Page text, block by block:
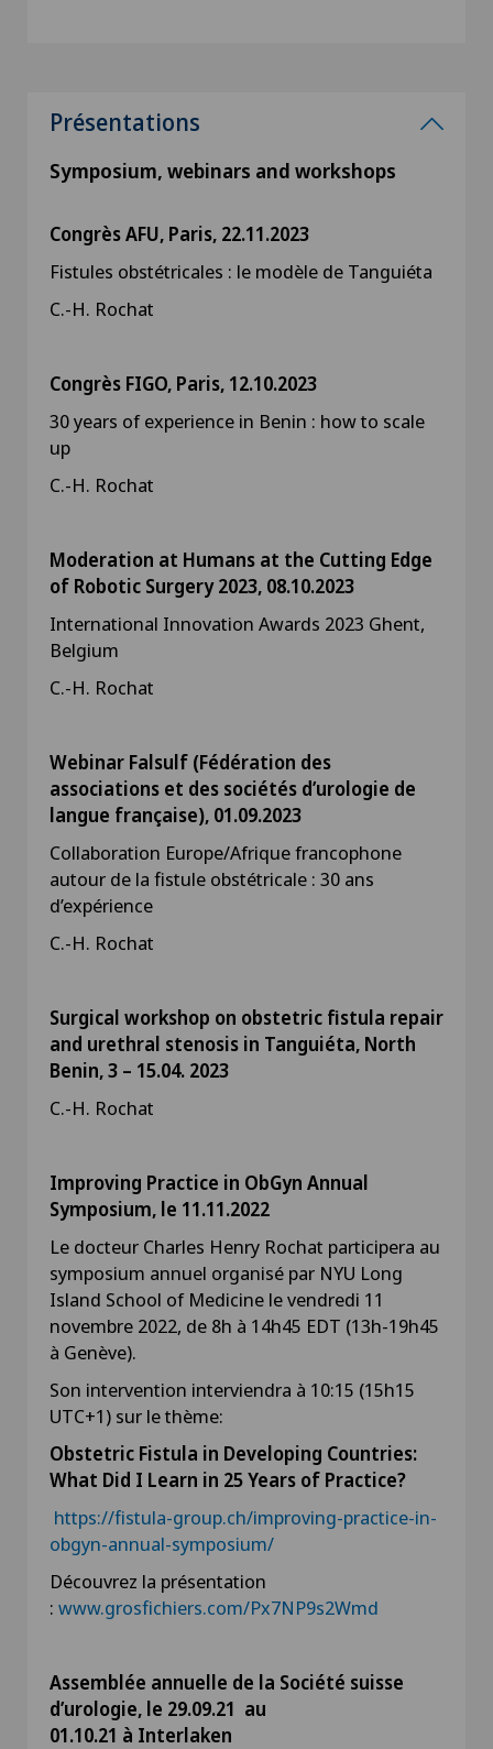
Présentations
Symposium, webinars and workshops
Congrès AFU, Paris, 22.11.2023
Fistules obstétricales : le modèle de Tanguiéta
C.-H. Rochat
Congrès FIGO, Paris, 12.10.2023
30 years of experience in Benin : how to scale
up
C.-H. Rochat
Moderation at Humans at the Cutting Edge
of Robotic Surgery 2023, 08.10.2023
International Innovation Awards 2023 Ghent,
Belgium
C.-H. Rochat
Webinar Falsulf (Fédération des
associations et des sociétés d’urologie de
langue française), 01.09.2023
Collaboration Europe/Afrique francophone
autour de la fistule obstétricale : 30 ans
d’expérience
C.-H. Rochat
Surgical workshop on obstetric fistula repair
and urethral stenosis in Tanguiéta, North
Benin, 3 – 15.04. 2023
C.-H. Rochat
Improving Practice in ObGyn Annual
Symposium, le 11.11.2022
Le docteur Charles Henry Rochat participera au
symposium annuel organisé par NYU Long
Island School of Medicine le vendredi 11
novembre 2022, de 8h à 14h45 EDT (13h-19h45
à Genève).
Son intervention interviendra à 10:15 (15h15
UTC+1) sur le thème:
Obstetric Fistula in Developing Countries:
What Did I Learn in 25 Years of Practice?
https://fistula-group.ch/improving-practice-in-
obgyn-annual-symposium/
Découvrez la présentation
: www.grosfichiers.com/Px7NP9s2Wmd
Assemblée annuelle de la Société suisse
d’urologie, le 29.09.21 au
01.10.21 à Interlaken